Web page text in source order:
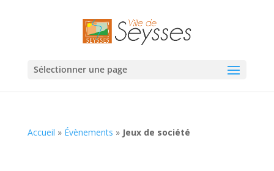
Sélectionner une page
Accueil » Évènements » Jeux de société